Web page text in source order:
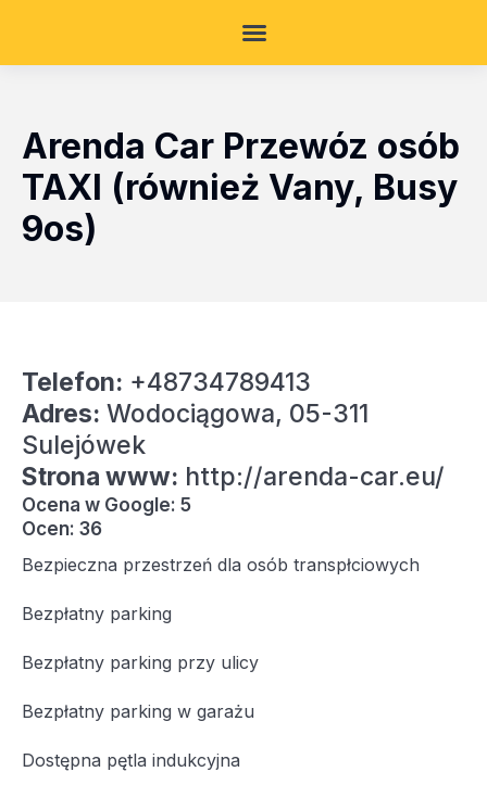
Arenda Car Przewóz osób
TAXI (również Vany, Busy
9os)
Telefon: +48734789413
Adres: Wodociągowa, 05-311
Sulejówek
Strona www: http://arenda-car.eu/
Ocena w Google: 5
Ocen: 36
Bezpieczna przestrzeń dla osób transpłciowych
Bezpłatny parking
Bezpłatny parking przy ulicy
Bezpłatny parking w garażu
Dostępna pętla indukcyjna